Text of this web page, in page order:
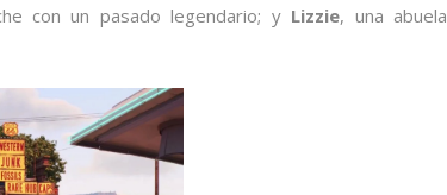
con un pasado legendario; y Lizzie, una abuela